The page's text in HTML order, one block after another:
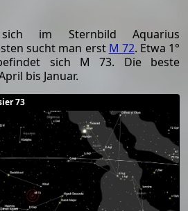
im Sternbild Aquarius
sucht man erst M 72. Etwa 1°
sich M 73. Die beste
bis Januar.
73